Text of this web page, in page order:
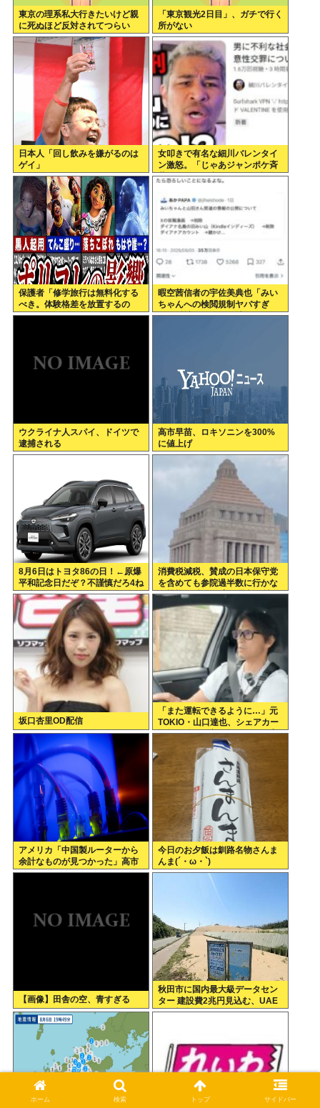
東京の理系私大行きたいけど親
に死ぬほど反対されてつらい
「東京観光2日目」、ガチで行く
所がない
日本人「回し飲みを嫌がるのは
ゲイ」
女叩きで有名な細川バレンタイ
ン激怒。「じゃあジャンポケ斉
藤と女が不同意だったって証拠
保護者「修学旅行は無料化する
べき。体験格差を放置するの
か」←これ
暇空茜信者の宇佐美典也「みい
ちゃんへの検閲規制ヤバすぎ
る」反社との絡みを消させたフ
ウクライナ人スパイ、ドイツで
逮捕される
高市早苗、ロキソニンを300%
に値上げ
8月6日はトヨタ86の日！←原爆
平和記念日だぞ？不謹慎だろ4ね
や車カス
消費税減税、賛成の日本保守党
を含めても参院過半数に行かな
い模様 野党は一斉に批判し神谷
「天下の愚策」 おや、チみ？
坂口杏里OD配信
「また運転できるように…」元
TOKIO・山口達也、シェアカー
運転&ギター演奏姿にファン感
アメリカ「中国製ルーターから
余計なものが見つかった」高市
どうするのこれ
今日のお夕飯は釧路名物さんま
んま(´・ω・`)
【画像】田舎の空、青すぎる
秋田市に国内最大級データセン
ター 建設費2兆円見込む、UAE
など投資
ホーム 検索 トップ サイドバー